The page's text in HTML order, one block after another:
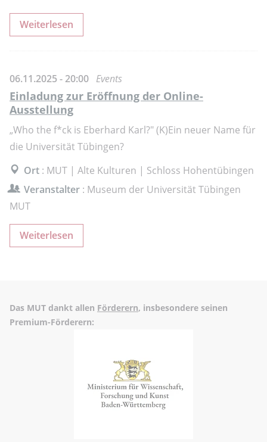
Weiterlesen
06.11.2025 - 20:00 Events
Einladung zur Eröffnung der Online-
Ausstellung
„Who the f*ck is Eberhard Karl?" (K)Ein neuer Name für
die Universität Tübingen?
Ort : MUT | Alte Kulturen | Schloss Hohentübingen
Veranstalter : Museum der Universität Tübingen
MUT
Weiterlesen
Das MUT dankt allen Förderern, insbesondere seinen
Premium-Förderern: